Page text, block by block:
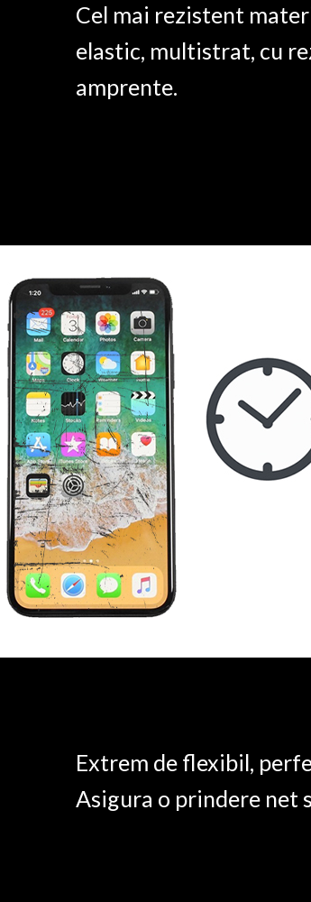
Cel mai rezistent
elastic, multistrat, cu
amprente.
Extrem de flexibil,
Asigura o prindere net